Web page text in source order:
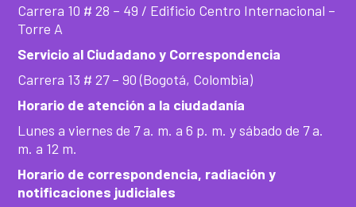
Carrera 10 # 28 – 49 / Edificio Centro Internacional –
Torre A
Servicio al Ciudadano y Correspondencia
Carrera 13 # 27 – 90 (Bogotá, Colombia)
Horario de atención a la ciudadanía
Lunes a viernes de 7 a. m. a 6 p. m. y sábado de 7 a.
m. a 12 m.
Horario de correspondencia, radiación y
notificaciones judiciales